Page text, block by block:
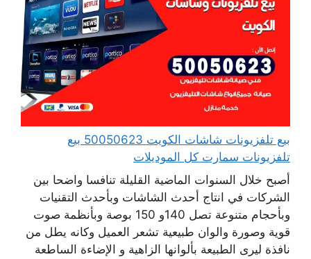
بيع تلفزيونات شاشات الكويت 50050623 بيع
تلفزيونات سمارت كل الموديلات
أصبح خلال السنوات الماضية القليلة تنافسا واضحا بين
الشركات في انتاج أحدث الشاشات وبأحدث التقنيات
وبأحجام متنوعة تصل 140و 150 بوصة وبأنظمة صوت
قوية وصورة والوان طبيعية تشعر العميل وكانه يطل من
نافذة ليرى الطبيعة بألوانها الزاهية و الإضاءة الساطعة